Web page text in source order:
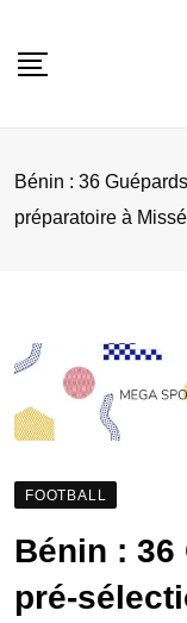
Bénin : 36
préparatoire à
FOOTBALL
Bénin : 36
pré-